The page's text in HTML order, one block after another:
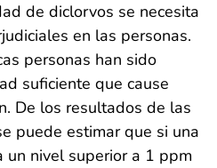
de diclorvos se necesita
en las personas.
personas han sido
suficiente que cause
De los resultados de las
puede estimar que si una
un nivel superior a 1 ppm